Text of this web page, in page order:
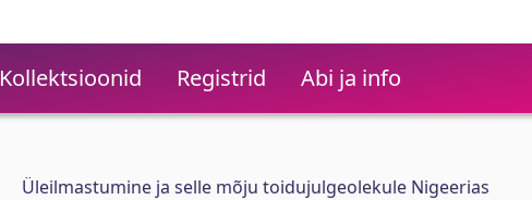
Kollektsioonid Registrid Abi ja info
Üleilmastumine ja selle mõju toidujulgeolekule Nigeerias